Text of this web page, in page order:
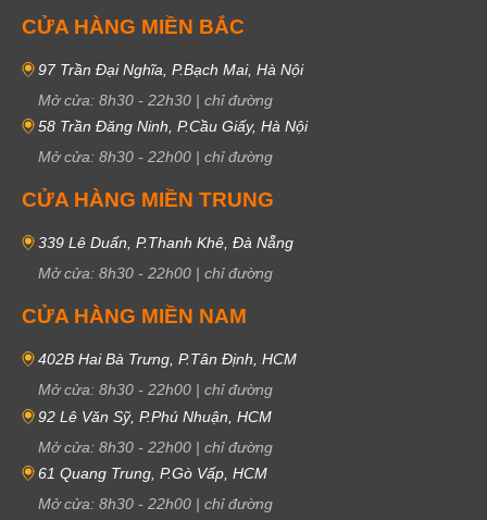
CỬA HÀNG MIỀN BẮC
97 Trần Đại Nghĩa, P.Bạch Mai, Hà Nội
Mở cửa: 8h30 - 22h30 | chỉ đường
58 Trần Đăng Ninh, P.Cầu Giấy, Hà Nội
Mở cửa: 8h30 - 22h00 | chỉ đường
CỬA HÀNG MIỀN TRUNG
339 Lê Duẩn, P.Thanh Khê, Đà Nẵng
Mở cửa: 8h30 - 22h00 | chỉ đường
CỬA HÀNG MIỀN NAM
402B Hai Bà Trưng, P.Tân Định, HCM
Mở cửa: 8h30 - 22h00 | chỉ đường
92 Lê Văn Sỹ, P.Phú Nhuận, HCM
Mở cửa: 8h30 - 22h00 | chỉ đường
61 Quang Trung, P.Gò Vấp, HCM
Mở cửa: 8h30 - 22h00 | chỉ đường